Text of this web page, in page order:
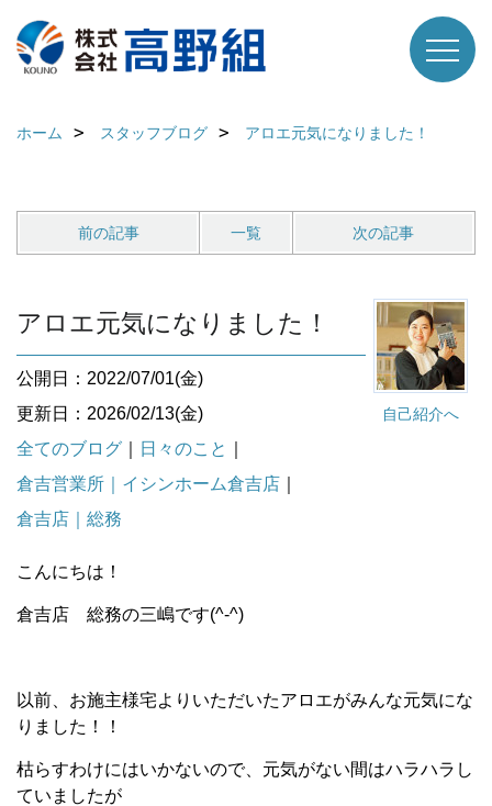
ホーム スタッフブログ アロエ元気になりました！
前の記事 一覧 次の記事
自己紹介へ
アロエ元気になりました！
公開日：2022/07/01(金)
更新日：2026/02/13(金)
全てのブログ
日々のこと
倉吉営業所｜イシンホーム倉吉店
倉吉店｜総務
こんにちは！
倉吉店 総務の三嶋です(^-^)
以前、お施主様宅よりいただいたアロエがみんな元気にな
りました！！
枯らすわけにはいかないので、元気がない間はハラハラし
ていましたが